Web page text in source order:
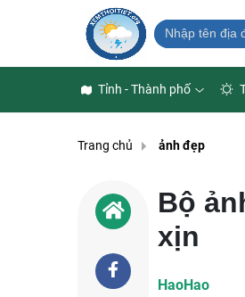
Tỉnh - Thành phố
Trang chủ ảnh đẹp
Bộ
xịn
HaoHao